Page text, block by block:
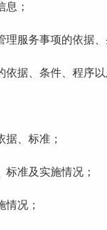
；
服务事项的依据、
据、条件、程序以
、标准；
准及实施情况；
况；